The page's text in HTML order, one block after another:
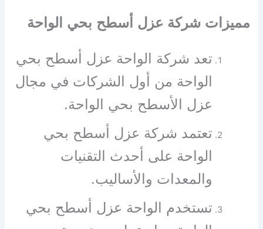
مميزات شركة عزل أسطح بحي الواحة
تعد شركة الواحة عزل أسطح بحي
الواحة من أول الشركات في مجال
عزل الأسطح بحي الواحة.
تعتمد شركة عزل أسطح بحي
الواحة على أحدث التقنيات
والمعدات والأساليب.
تستخدم الواحة عزل أسطح بحي